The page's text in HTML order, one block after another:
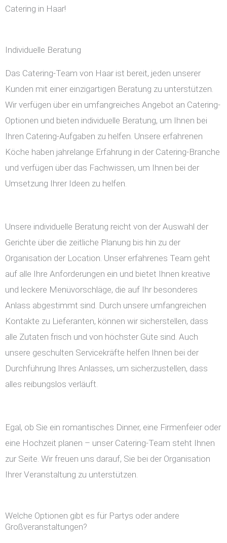
Catering in Haar!
Individuelle Beratung
Das Catering-Team von Haar ist bereit, jeden unserer
Kunden mit einer einzigartigen Beratung zu unterstützen.
Wir verfügen über ein umfangreiches Angebot an Catering-
Optionen und bieten individuelle Beratung, um Ihnen bei
Ihren Catering-Aufgaben zu helfen. Unsere erfahrenen
Köche haben jahrelange Erfahrung in der Catering-Branche
und verfügen über das Fachwissen, um Ihnen bei der
Umsetzung Ihrer Ideen zu helfen.
Unsere individuelle Beratung reicht von der Auswahl der
Gerichte über die zeitliche Planung bis hin zu der
Organisation der Location. Unser erfahrenes Team geht
auf alle Ihre Anforderungen ein und bietet Ihnen kreative
und leckere Menüvorschläge, die auf Ihr besonderes
Anlass abgestimmt sind. Durch unsere umfangreichen
Kontakte zu Lieferanten, können wir sicherstellen, dass
alle Zutaten frisch und von höchster Güte sind. Auch
unsere geschulten Servicekräfte helfen Ihnen bei der
Durchführung Ihres Anlasses, um sicherzustellen, dass
alles reibungslos verläuft.
Egal, ob Sie ein romantisches Dinner, eine Firmenfeier oder
eine Hochzeit planen – unser Catering-Team steht Ihnen
zur Seite. Wir freuen uns darauf, Sie bei der Organisation
Ihrer Veranstaltung zu unterstützen.
Welche Optionen gibt es für Partys oder andere
Großveranstaltungen?